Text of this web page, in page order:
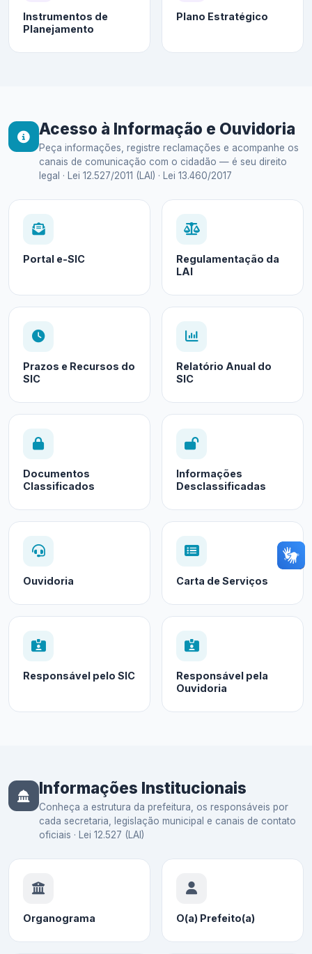
Instrumentos de
Planejamento
Plano Estratégico
Acesso à Informação e Ouvidoria
Peça informações, registre reclamações e acompanhe os
canais de comunicação com o cidadão — é seu direito
legal · Lei 12.527/2011 (LAI) · Lei 13.460/2017
Portal e-SIC
Regulamentação da
LAI
Prazos e Recursos do
SIC
Relatório Anual do
SIC
Documentos
Classificados
Informações
Desclassificadas
Ouvidoria Carta de Serviços
Responsável pelo SIC
Responsável pela
Ouvidoria
Informações Institucionais
Conheça a estrutura da prefeitura, os responsáveis por
cada secretaria, legislação municipal e canais de contato
oficiais · Lei 12.527 (LAI)
Organograma O(a) Prefeito(a)